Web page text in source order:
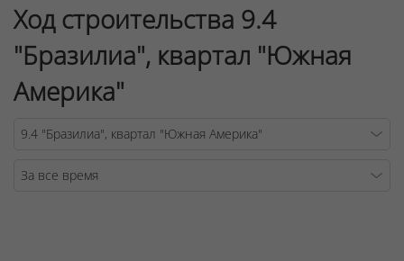
Ход строительства 9.4
"Бразилиа", квартал "Южная
Америка"